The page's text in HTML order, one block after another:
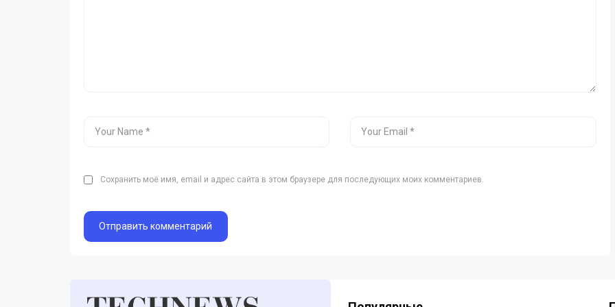
Сохранить моё имя, email и адрес сайта в этом браузере для последующих моих комментариев.